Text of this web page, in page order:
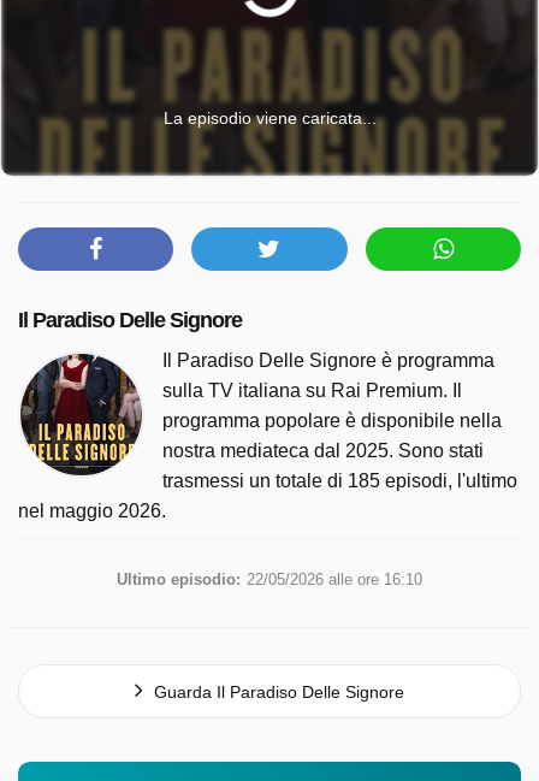
La episodio viene caricata...
Il Paradiso Delle Signore
Il Paradiso Delle Signore è programma
sulla TV italiana su Rai Premium. Il
programma popolare è disponibile nella
nostra mediateca dal 2025. Sono stati
trasmessi un totale di 185 episodi, l'ultimo
nel maggio 2026.
Ultimo episodio: 22/05/2026 alle ore 16:10
Guarda Il Paradiso Delle Signore